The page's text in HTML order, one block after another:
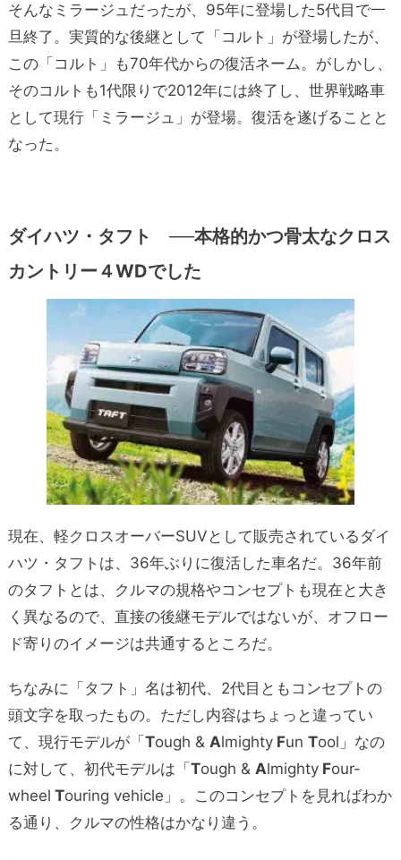
そんなミラージュだったが、95年に登場した5代目で一
旦終了。実質的な後継として「コルト」が登場したが、
この「コルト」も70年代からの復活ネーム。がしかし、
そのコルトも1代限りで2012年には終了し、世界戦略車
として現行「ミラージュ」が登場。復活を遂げることと
なった。
ダイハツ・タフト ──本格的かつ骨太なクロス
カントリー４WDでした
現在、軽クロスオーバーSUVとして販売されているダイ
ハツ・タフトは、36年ぶりに復活した車名だ。36年前
のタフトとは、クルマの規格やコンセプトも現在と大き
く異なるので、直接の後継モデルではないが、オフロー
ド寄りのイメージは共通するところだ。
ちなみに「タフト」名は初代、2代目ともコンセプトの
頭文字を取ったもの。ただし内容はちょっと違ってい
て、現行モデルが「Tough & AlmightyFun Tool」なの
に対して、初代モデルは「Tough & AlmightyFour-
wheel Touring vehicle」。このコンセプトを見ればわか
る通り、クルマの性格はかなり違う。